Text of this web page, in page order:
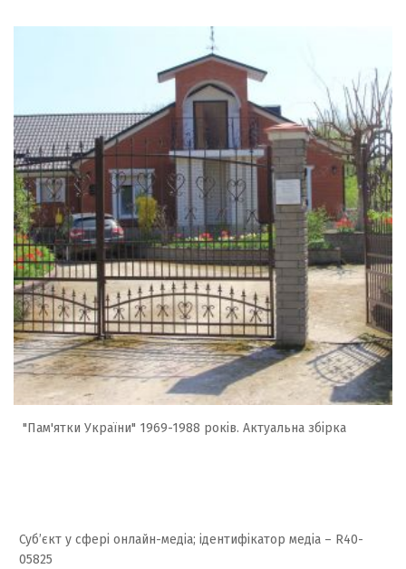
"Пам'ятки України" 1969-1988 років. Актуальна збірка
Суб’єкт у сфері онлайн-медіа; ідентифікатор медіа – R40-
05825